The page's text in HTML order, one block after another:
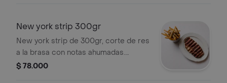
para disfrutar el carácter puro de la
carne al carbón.
New york strip 300gr
New york strip de 300gr, corte de res
a la brasa con notas ahumadas.
Acompañado de salsa y romero.
$ 78.000